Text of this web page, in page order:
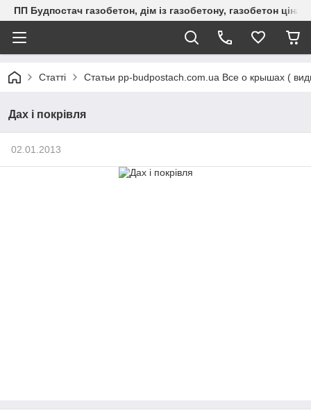
ПП Будпостач газобетон, дім із газобетону, газобетон
Статті Статьи pp-budpostach.com.ua Все о крышах (
Дах і покрівля
02.01.2013